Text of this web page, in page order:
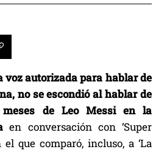
voz autorizada para hablar de
no se escondió al hablar de
de Leo Messi en la
en conversación con ‘Super
el que comparó, incluso, a ‘La